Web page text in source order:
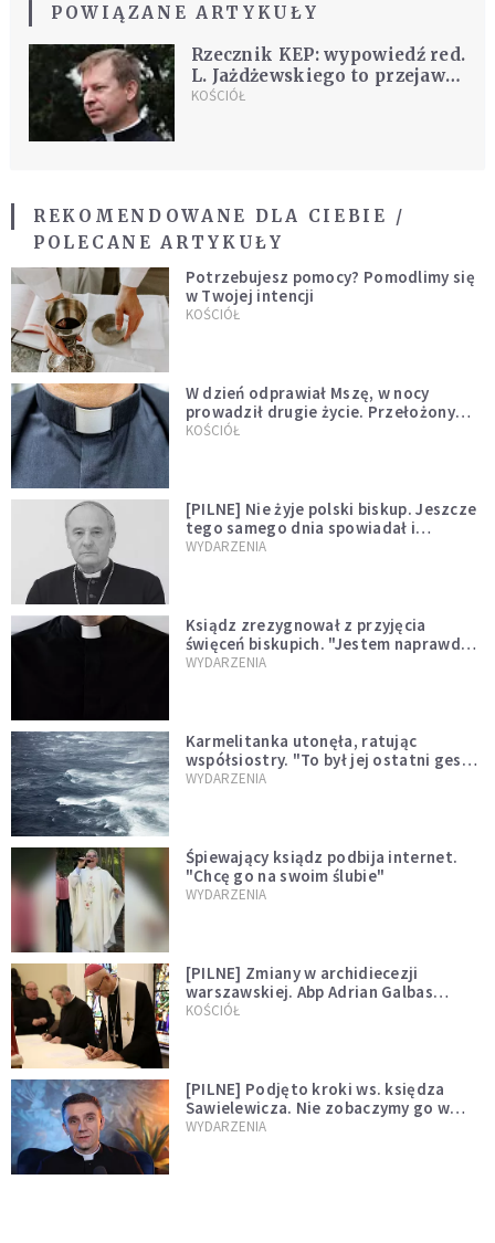
POWIĄZANE ARTYKUŁY
Rzecznik KEP: wypowiedź red.
L. Jażdżewskiego to przejaw
nienawiści wobec ludzi
KOŚCIÓŁ
REKOMENDOWANE DLA CIEBIE /
POLECANE ARTYKUŁY
Potrzebujesz pomocy? Pomodlimy się
w Twojej intencji
KOŚCIÓŁ
W dzień odprawiał Mszę, w nocy
prowadził drugie życie. Przełożony
kazał mu opuścić zakon
KOŚCIÓŁ
[PILNE] Nie żyje polski biskup. Jeszcze
tego samego dnia spowiadał i
sprawował Mszę świętą
WYDARZENIA
Ksiądz zrezygnował z przyjęcia
święceń biskupich. "Jestem naprawdę
niegodny"
WYDARZENIA
Karmelitanka utonęła, ratując
współsiostry. "To był jej ostatni gest
miłości"
WYDARZENIA
Śpiewający ksiądz podbija internet.
"Chcę go na swoim ślubie"
WYDARZENIA
[PILNE] Zmiany w archidiecezji
warszawskiej. Abp Adrian Galbas
wręczył dekrety nowym proboszczom
KOŚCIÓŁ
[PILNE] Podjęto kroki ws. księdza
Sawielewicza. Nie zobaczymy go w
mediach
WYDARZENIA